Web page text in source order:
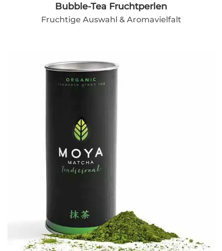
Bubble-Tea Fruchtperlen
Fruchtige Auswahl & Aromavielfalt